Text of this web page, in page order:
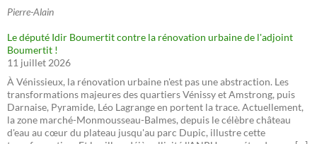
Pierre-Alain
Le député Idir Boumertit contre la rénovation urbaine de l'adjoint
Boumertit !
11 juillet 2026
À Vénissieux, la rénovation urbaine n'est pas une abstraction. Les
transformations majeures des quartiers Vénissy et Amstrong, puis
Darnaise, Pyramide, Léo Lagrange en portent la trace. Actuellement,
la zone marché-Monmousseau-Balmes, depuis le célèbre château
d'eau au cœur du plateau jusqu'au parc Dupic, illustre cette